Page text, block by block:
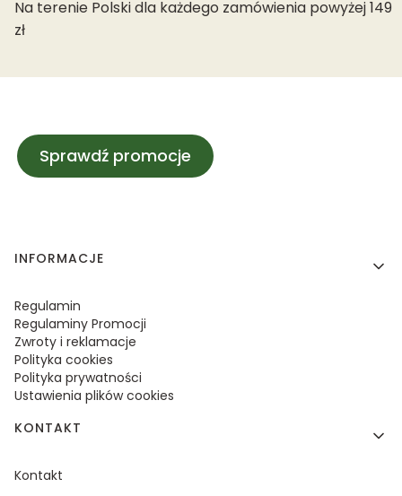
Na terenie Polski dla każdego zamówienia powyżej 149
zł
Sprawdź promocje
Linki w stopce
INFORMACJE
Regulamin
Regulaminy Promocji
Zwroty i reklamacje
Polityka cookies
Polityka prywatności
Ustawienia plików cookies
KONTAKT
Kontakt